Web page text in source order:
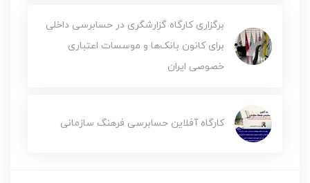
برگزاری کارگاه گزارشگری در حسابرسی داخلی
برای کانون بانک‌ها و موسسات اعتباری
خصوصی ایران
کارگاه آفلاین حسابرسی فرهنگ سازمانی